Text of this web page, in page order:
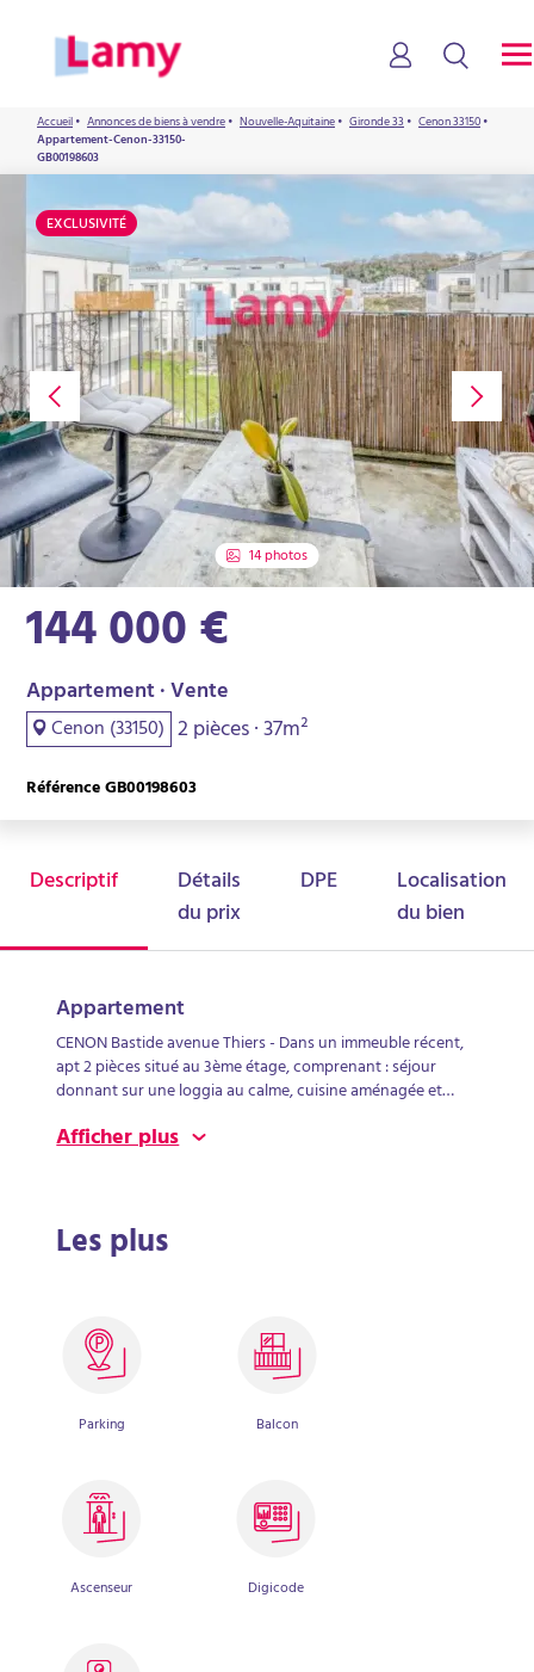
Accueil• Annonces de biens à vendre• Nouvelle-Aquitaine• Gironde 33• Cenon 33150•
Appartement-Cenon-33150-
GB00198603
EXCLUSIVITÉ
14 photos
Appartement · Vente
Cenon (33150) 2 pièces · 37m²
144 000 €
Référence GB00198603
Descriptif Détails
du prix
DPE Localisation
du bien
Appartement
CENON Bastide avenue Thiers - Dans un immeuble récent,
apt 2 pièces situé au 3ème étage, comprenant : séjour
donnant sur une loggia au calme, cuisine aménagée et
VENDU LIBRE
Afficher plus
Les plus
Parking Balcon
Ascenseur Digicode